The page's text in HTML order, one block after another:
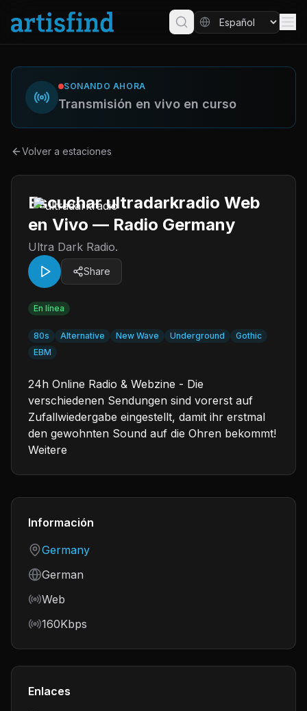
SONANDO AHORA
Transmisión en vivo en curso
Volver a estaciones
Escuchar ultradarkradio Web
en Vivo — Radio Germany
Ultra Dark Radio.
Share
En línea
80s Alternative New Wave Underground
Gothic
EBM
24h Online Radio & Webzine - Die
verschiedenen Sendungen sind vorerst auf
Zufallwiedergabe eingestellt, damit ihr erstmal
den gewohnten Sound auf die Ohren bekommt!
Weitere
Información
Country
Germany
Language
German
Frequency
Web
Bitrate
160Kbps
Enlaces